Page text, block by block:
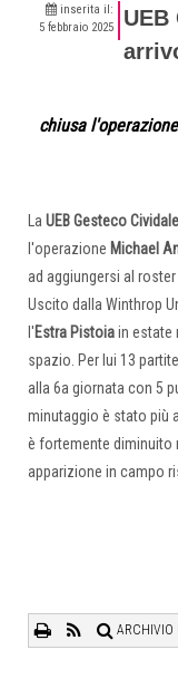
inserita il:
5 febbraio 2025
chiusa
La UEB Gesteco Cividale
l'operazione Michael
ad aggiungersi al
Uscito dalla Winthrop
l'Estra Pistoiain estate
spazio. Per lui 13
alla 6a giornata con 5
minutaggio è stato più
è fortemente diminuito
apparizione in campo
ARCHIVIO